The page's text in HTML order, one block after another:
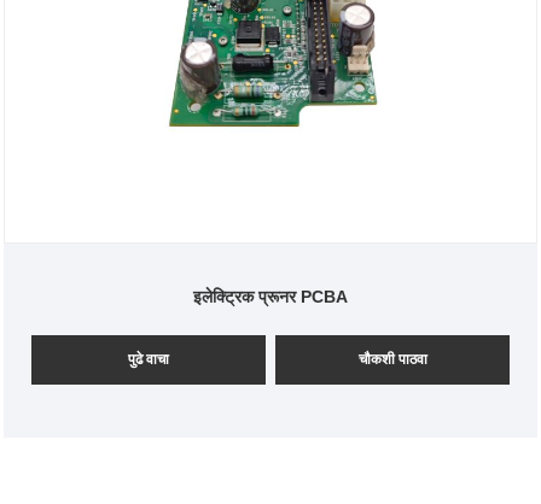
इलेक्ट्रिक प्रूनर PCBA
पुढे वाचा चौकशी पाठवा